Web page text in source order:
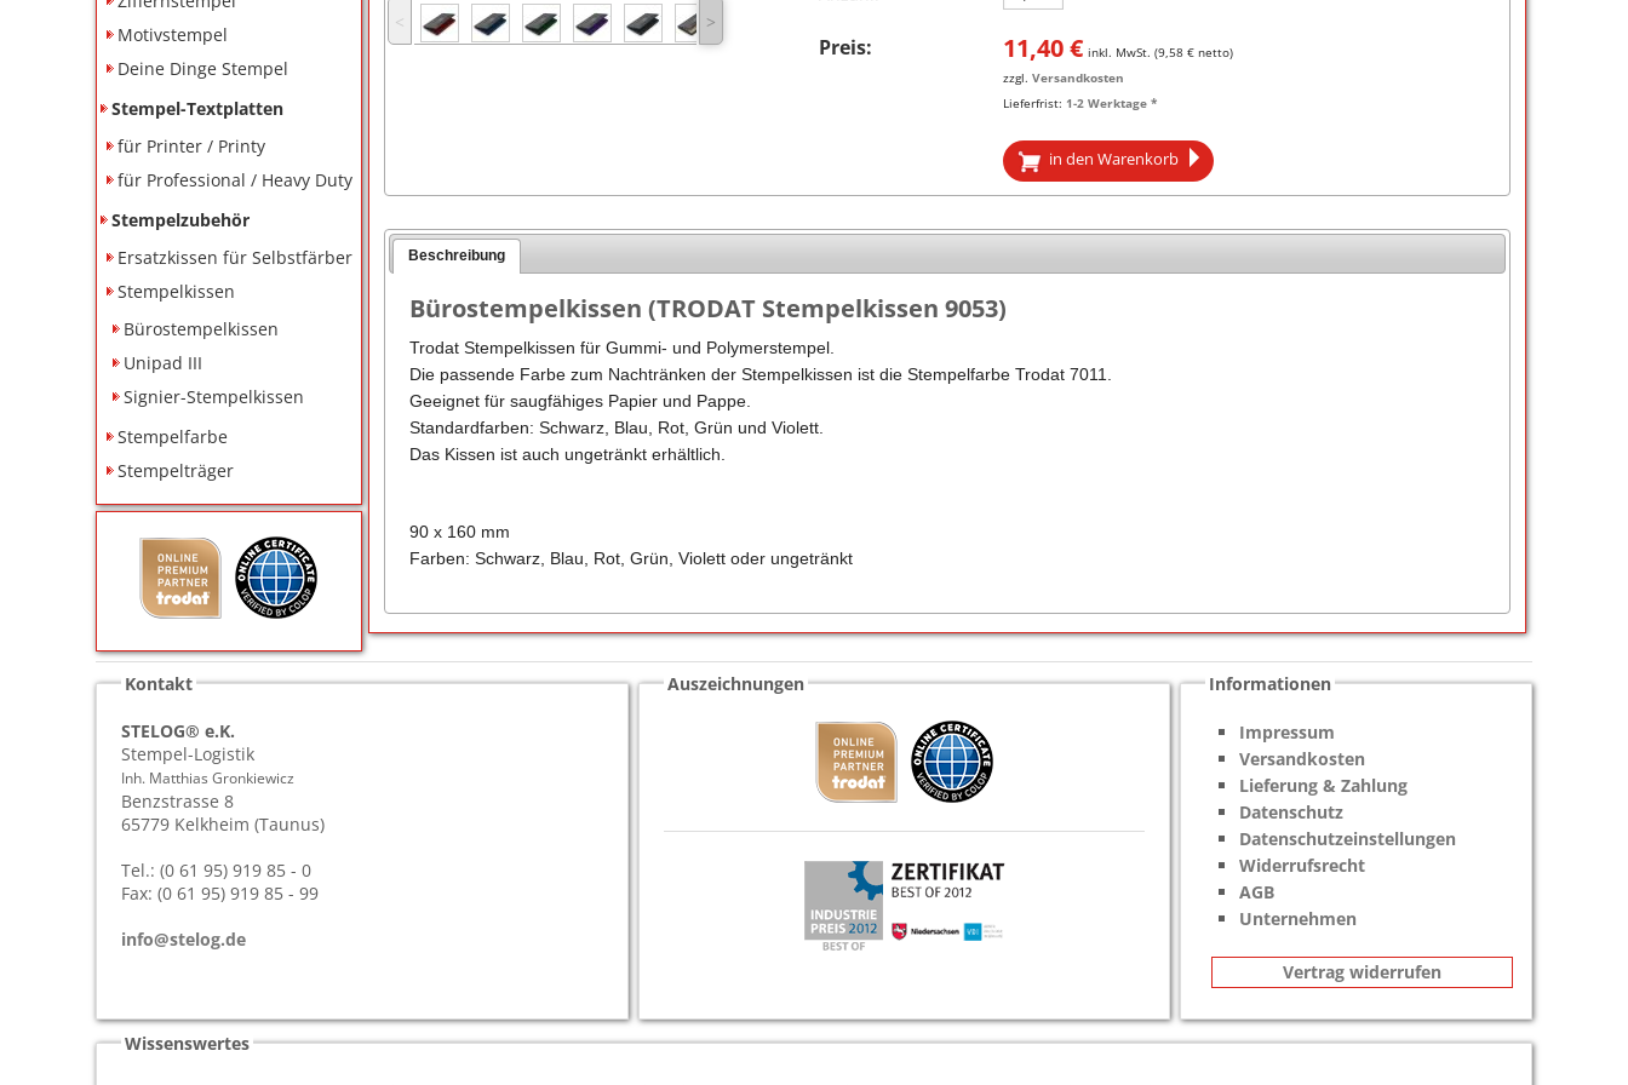
Stempel Kugelschreiber
Taucherstempel
Motivstempel
Deine Dinge Stempel
Stempel-Textplatten
für Printer / Printy
für Professional / Heavy Duty
Stempelzubehör
Ersatzkissen für Selbstfärber
Stempelkissen
Bürostempelkissen
Unipad III
Signier-Stempelkissen
Stempelfarbe
Stempelträger
˂ ˃
Preis: 11,40€ inkl. MwSt. (9,58 € netto)
zzgl.Versandkosten
Lieferfrist: 1-2 Werktage *
in den Warenkorb
Beschreibung
Bürostempelkissen (TRODAT Stempelkissen 9053)
Trodat Stempelkissen für Gummi- und Polymerstempel.
Die passende Farbe zum Nachtränken der Stempelkissen ist die Stempelfarbe Trodat 7011.
Geeignet für saugfähiges Papier und Pappe.
Standardfarben: Schwarz, Blau, Rot, Grün und Violett.
Das Kissen ist auch ungetränkt erhältlich.
90 x 160 mm
Farben: Schwarz, Blau, Rot, Grün, Violett oder ungetränkt
Kontakt
STELOG® e.K.
Stempel-Logistik
Inh. Matthias Gronkiewicz
Benzstrasse 8
65779 Kelkheim (Taunus)
Tel.: (0 61 95) 919 85 - 0
Fax: (0 61 95) 919 85 - 99
info@stelog.de
Auszeichnungen Informationen
Impressum
Versandkosten
Lieferung & Zahlung
Datenschutz
Datenschutzeinstellungen
Widerrufsrecht
AGB
Unternehmen
Vertrag widerrufen
Wissenswertes